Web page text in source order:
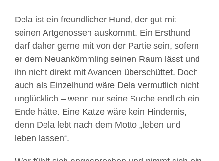
Dela ist ein freundlicher Hund, der gut mit
seinen Artgenossen auskommt. Ein Ersthund
darf daher gerne mit von der Partie sein, sofern
er dem Neuankömmling seinen Raum lässt und
ihn nicht direkt mit Avancen überschüttet. Doch
auch als Einzelhund wäre Dela vermutlich nicht
unglücklich – wenn nur seine Suche endlich ein
Ende hätte. Eine Katze wäre kein Hindernis,
denn Dela lebt nach dem Motto „leben und
leben lassen“.